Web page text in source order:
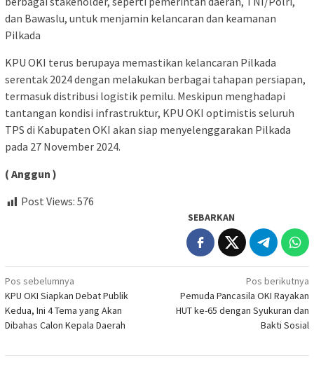
dan Bawaslu, untuk menjamin kelancaran dan keamanan
Pilkada
KPU OKI terus berupaya memastikan kelancaran Pilkada
serentak 2024 dengan melakukan berbagai tahapan persiapan,
termasuk distribusi logistik pemilu. Meskipun menghadapi
tantangan kondisi infrastruktur, KPU OKI optimistis seluruh
TPS di Kabupaten OKI akan siap menyelenggarakan Pilkada
pada 27 November 2024.
( Anggun )
Post Views: 576
SEBARKAN
Navigasi
pos
Pos sebelumnya
KPU OKI Siapkan Debat Publik
Kedua, Ini 4 Tema yang Akan
Dibahas Calon Kepala Daerah
Pos berikutnya
Pemuda Pancasila OKI Rayakan
HUT ke-65 dengan Syukuran dan
Bakti Sosial